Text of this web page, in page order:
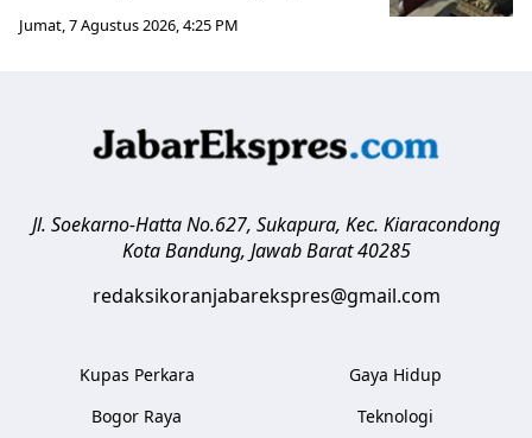
Jumat, 7 Agustus 2026, 4:25 PM
Jl. Soekarno-Hatta No.627, Sukapura, Kec. Kiaracondong
Kota Bandung, Jawab Barat 40285
redaksikoranjabarekspres@gmail.com
Kupas Perkara
Bogor Raya
Gaya Hidup
Teknologi